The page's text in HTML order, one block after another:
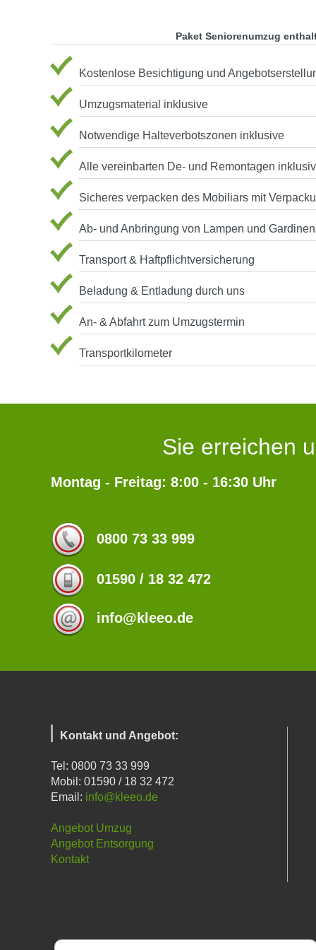
Paket Seniorenumzug
Kostenlose Besichtigung und
Umzugsmaterial inklusive
Notwendige Halteverbotszonen inklusive
Alle vereinbarten De- und Remontagen
Sicheres verpacken des Mobiliars mit
Ab- und Anbringung von Lampen und
Transport & Haftpflichtversicherung
Beladung & Entladung durch uns
An- & Abfahrt zum Umzugstermin
Transportkilometer
Sie erreichen
Montag - Freitag: 8:00 - 16:30 Uhr
0800 73 33 999
01590 / 18 32 472
info@kleeo.de
Kontakt und Angebot:
Tel: 0800 73 33 999
Mobil: 01590 / 18 32 472
Email: info@kleeo.de
Angebot Umzug
Angebot Entsorgung
Kontakt